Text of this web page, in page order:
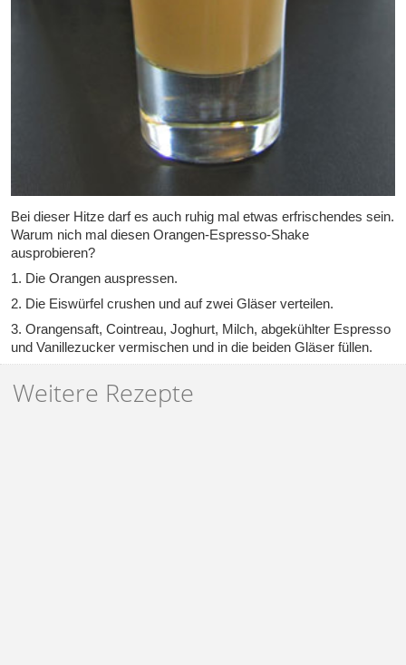
Bei dieser Hitze darf es auch ruhig mal etwas erfrischendes sein.
Warum nich mal diesen Orangen-Espresso-Shake
ausprobieren?
1. Die Orangen auspressen.
2. Die Eiswürfel crushen und auf zwei Gläser verteilen.
3. Orangensaft, Cointreau, Joghurt, Milch, abgekühlter Espresso
und Vanillezucker vermischen und in die beiden Gläser füllen.
Weitere Rezepte